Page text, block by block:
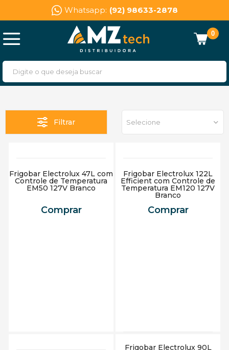
Whatsapp: (92) 98633-2878
0
Filtrar Selecione
Frigobar Electrolux 47L com
Controle de Temperatura
EM50 127V Branco
Comprar
Frigobar Electrolux 122L
Efficient com Controle de
Temperatura EM120 127V
Branco
Comprar
Frigobar Electrolux 90L